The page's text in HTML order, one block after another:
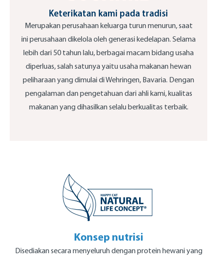
Keterikatan kami pada tradisi
Merupakan perusahaan keluarga turun menurun, saat
ini perusahaan dikelola oleh generasi kedelapan. Selama
lebih dari 50 tahun lalu, berbagai macam bidang usaha
diperluas, salah satunya yaitu usaha makanan hewan
peliharaan yang dimulai di Wehringen, Bavaria. Dengan
pengalaman dan pengetahuan dari ahli kami, kualitas
makanan yang dihasilkan selalu berkualitas terbaik.
Konsep nutrisi
Disediakan secara menyeluruh dengan protein hewani yang